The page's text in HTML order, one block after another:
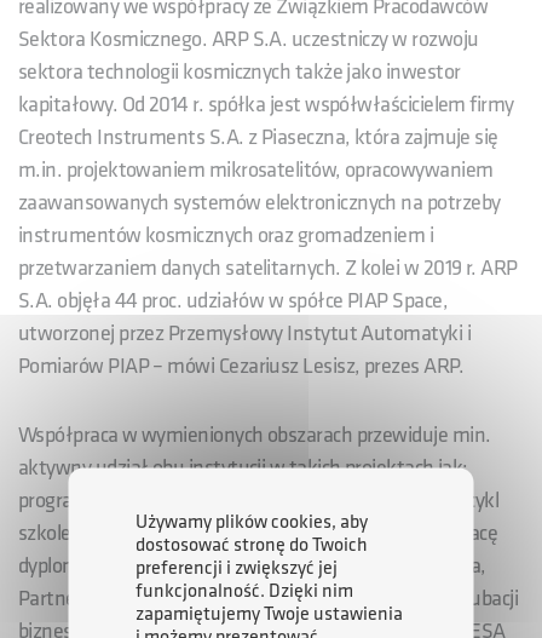
realizowany we współpracy ze Związkiem Pracodawców
Sektora Kosmicznego. ARP S.A. uczestniczy w rozwoju
sektora technologii kosmicznych także jako inwestor
kapitałowy. Od 2014 r. spółka jest współwłaścicielem firmy
Creotech Instruments S.A. z Piaseczna, która zajmuje się
m.in. projektowaniem mikrosatelitów, opracowywaniem
zaawansowanych systemów elektronicznych na potrzeby
instrumentów kosmicznych oraz gromadzeniem i
przetwarzaniem danych satelitarnych. Z kolei w 2019 r. ARP
S.A. objęła 44 proc. udziałów w spółce PIAP Space,
utworzonej przez Przemysłowy Instytut Automatyki i
Pomiarów PIAP – mówi Cezariusz Lesisz, prezes ARP.
Współpraca w wymienionych obszarach przewiduje min.
aktywny udział obu instytucji w takich projektach jak:
program stażowy „Polish Space Fellowship Program”, cykl
szkoleń ARP Space Academy, Konkurs na najlepszą pracę
dyplomową POLSA, Studencka Konferencja Kosmiczna,
Partnerstwo strategiczne przy tworzeniu centrum inkubacji
biznesowej Europejskiej Agencji Kosmicznej w Polsce (ESA
Używamy plików cookies, aby
dostosować stronę do Twoich
preferencji i zwiększyć jej
funkcjonalność. Dzięki nim
zapamiętujemy Twoje ustawienia